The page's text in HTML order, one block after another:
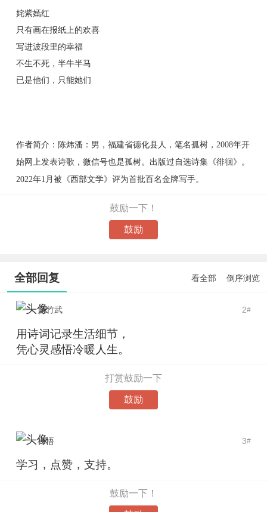
姹紫嫣红
只有画在报纸上的欢喜
写进波段里的幸福
不生不死，半牛半马
已是他们，只能她们
作者简介：陈炜潘：男，福建省德化县人，笔名孤树，2008年开
始网上发表诗歌，微信号也是孤树。出版过自选诗集《徘徊》。
2022年1月被《西部文学》评为首批百名金牌写手。
鼓励一下！
鼓励
全部回复 看全部 倒序浏览
2#
龙竹武
用诗词记录生活细节，
凭心灵感悟冷暖人生。
打赏鼓励一下
鼓励
3#
禅悟
学习，点赞，支持。
鼓励一下！